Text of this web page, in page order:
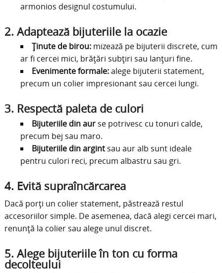
armonios designul costumului.
2. Adaptează bijuteriile la ocazie
Ținute de birou:mizează pe bijuterii discrete, cum
ar fi cercei mici, brățări subțiri sau lanțuri fine.
Evenimente formale:alege bijuterii statement,
precum un colier impresionant sau cercei lungi.
3. Respectă paleta de culori
Bijuteriile din aur se potrivesc cu tonuri calde,
precum bej sau maro.
Bijuteriile din argint sau aur alb sunt ideale
pentru culori reci, precum albastru sau gri.
4. Evită supraîncărcarea
Dacă porți un colier statement, păstrează restul
accesoriilor simple. De asemenea, dacă alegi cercei mari,
renunță la colier sau alege unul discret.
5. Alege bijuteriile în ton cu forma
decolteului